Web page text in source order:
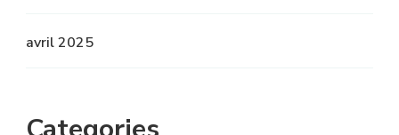
avril 2025